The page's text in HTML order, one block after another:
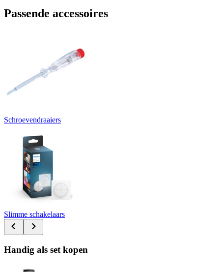
Passende accessoires
Schroevendraaiers
Slimme schakelaars
Handig als set kopen